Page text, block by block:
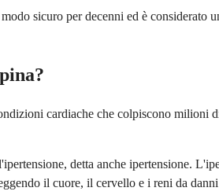
sicuro per decenni ed è
cardiache che colpiscono milioni
detta anche ipertensione.
il cuore, il cervello e i reni da